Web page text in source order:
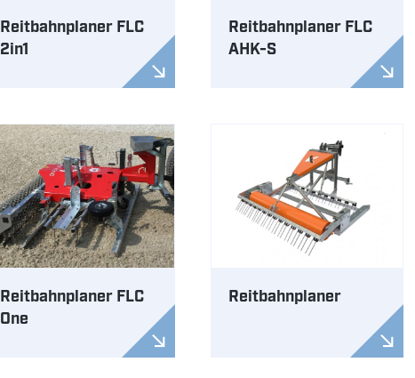
Reitbahnplaner FLC
2in1
Reitbahnplaner FLC
AHK-S
Reitbahnplaner FLC
One
Reitbahnplaner